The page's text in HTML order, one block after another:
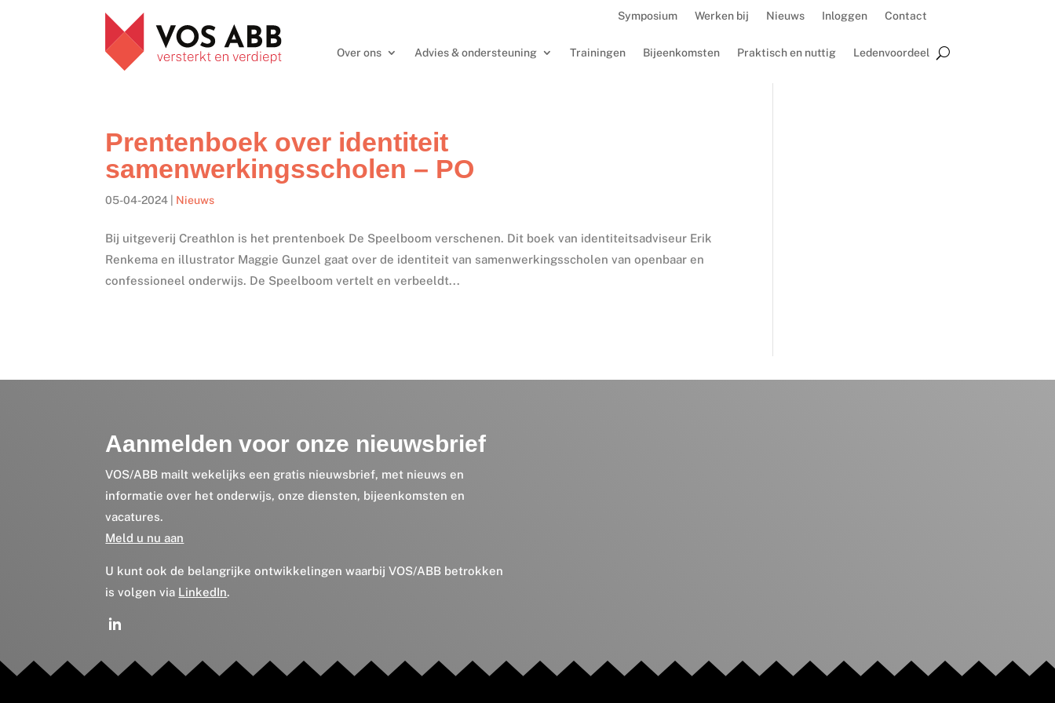
Symposium Werken bij Nieuws Inloggen Contact
Over ons Advies & ondersteuning Trainingen Bijeenkomsten Praktisch en nuttig Ledenvoordeel
Prentenboek over identiteit
samenwerkingsscholen – PO
05-04-2024 Nieuws
Bij uitgeverij Creathlon is het prentenboek De Speelboom verschenen. Dit boek van identiteitsadviseur Erik
Renkema en illustrator Maggie Gunzel gaat over de identiteit van samenwerkingsscholen van openbaar en
confessioneel onderwijs. De Speelboom vertelt en verbeeldt...
Aanmelden voor onze nieuwsbrief
VOS/ABB mailt wekelijks een gratis nieuwsbrief, met nieuws en
informatie over het onderwijs, onze diensten, bijeenkomsten en
vacatures.
Meld u nu aan
U kunt ook de belangrijke ontwikkelingen waarbij VOS/ABB betrokken
is volgen via LinkedIn.